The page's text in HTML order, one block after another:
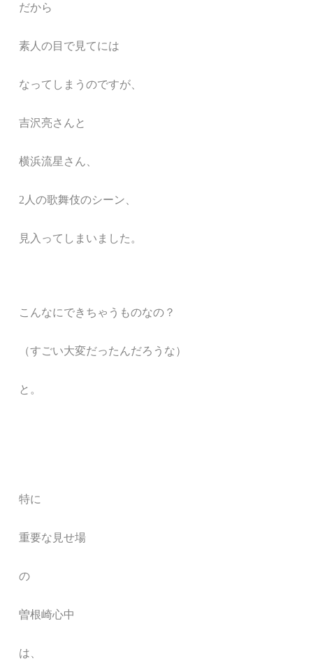
だから
素人の目で見てには
なってしまうのですが、
吉沢亮さんと
横浜流星さん、
2人の歌舞伎のシーン、
見入ってしまいました。
こんなにできちゃうものなの？
（すごい大変だったんだろうな）
と。
特に
重要な見せ場
の
曽根崎心中
は、